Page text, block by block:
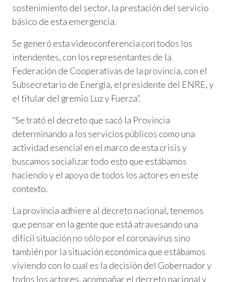
sostenimiento del sector, la prestación del servicio
básico de esta emergencia.
Se generó esta videoconferencia con todos los
intendentes, con los representantes de la
Federación de Cooperativas de la provincia, con el
Subsecretario de Energía, el presidente del ENRE, y
el titular del gremio Luz y Fuerza”.
“Se trató el decreto que sacó la Provincia
determinando a los servicios públicos como una
actividad esencial en el marco de esta crisis y
buscamos socializar todo esto que estábamos
haciendo y el apoyo de todos los actores en este
contexto.
La provincia adhiere al decreto nacional, tenemos
que pensar en la gente que está atravesando una
difícil situación no sólo por el coronavirus sino
también por la situación económica que estábamos
viviendo con lo cual es la decisión del Gobernador y
todos los actores, acompañar el decreto nacional y